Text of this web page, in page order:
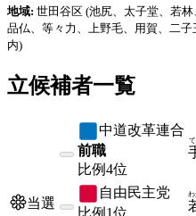
地域: 世田谷区 (池尻、太子堂、若
品仏、等々力、上野毛、用賀、二
内)
立候補者一覧
中道改革連合
前職
比例4位
当選
自由民主党
わ